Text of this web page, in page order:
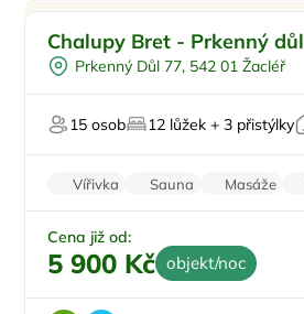
Venkovní bazén
Pro skupiny
Plná penze
Chalupy Bret - Prkenný důl
Prkenný Důl 77, 542 01 Žacléř
15 osob 12 lůžek + 3 přistýlky
Vířivka Sauna Masáže
Firemní akce/teambuilding
Cena již od:
5 900 Kč objekt/noc